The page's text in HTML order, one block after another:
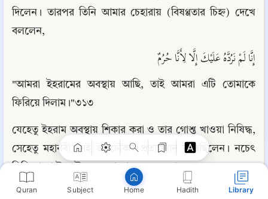
Quran Subject Home Hadith Library
দিলেন। তারপর তিনি আমার চেহারায় (বিষণ্ণতার চিহ্ন) দেখে
বললেন,
إِنَّا لَمْ نَرُدَّهُ عَلَيْكَ إِلَّا لِأَنَّا حُرُمٌ
"আমরা ইহরামের অবস্থায় আছি, তাই আমরা এটি তোমাকে
ফিরিয়ে দিলাম।"৩১৩
যেহেতু ইহরাম অবস্থায় শিকার করা ও তার গোশ্ত খাওয়া নিষিদ্ধ,
সেহেতু মহানবী সেই উপঢৌকন প্রত্যাখ্যান করেছিলেন। নচেৎ
তিনি কারো উপঢৌকন প্রত্যাখ্যান করতেন না।
যে জিনিস উপহারে দেওয়া হয়, তার প্রয়োজন না থাকলেও তা
Copy